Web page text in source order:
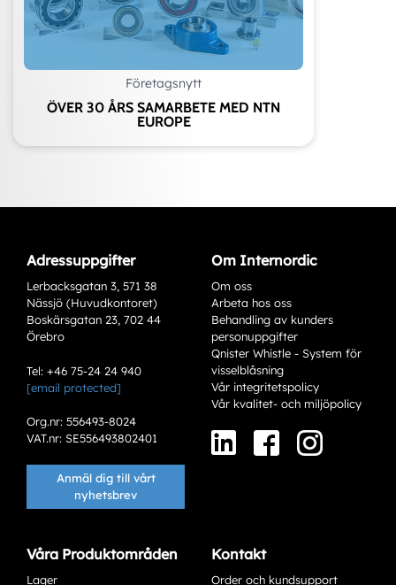
Företagsnytt
ÖVER 30 ÅRS SAMARBETE MED NTN
EUROPE
Varianter
Adressuppgifter
Lerbacksgatan 3, 571 38
Nässjö (Huvudkontoret)
Boskärsgatan 23, 702 44
Örebro
Tel: +46 75-24 24 940
[email protected]
Org.nr: 556493-8024
VAT.nr: SE556493802401
Anmäl dig till vårt
nyhetsbrev
Om Internordic
Om oss
Arbeta hos oss
Behandling av kunders
personuppgifter
Qnister Whistle - System för
visselblåsning
Vår integritetspolicy
Vår kvalitet- och miljöpolicy
Våra Produktområden
Lager
Kontakt
Order och kundsupport